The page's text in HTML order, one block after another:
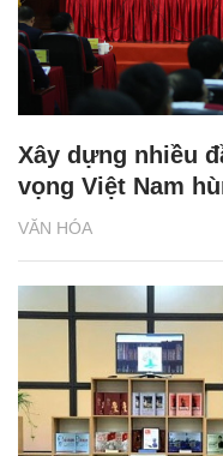
VĂN HÓA
Xây dựng nhiều
vọng Việt Nam